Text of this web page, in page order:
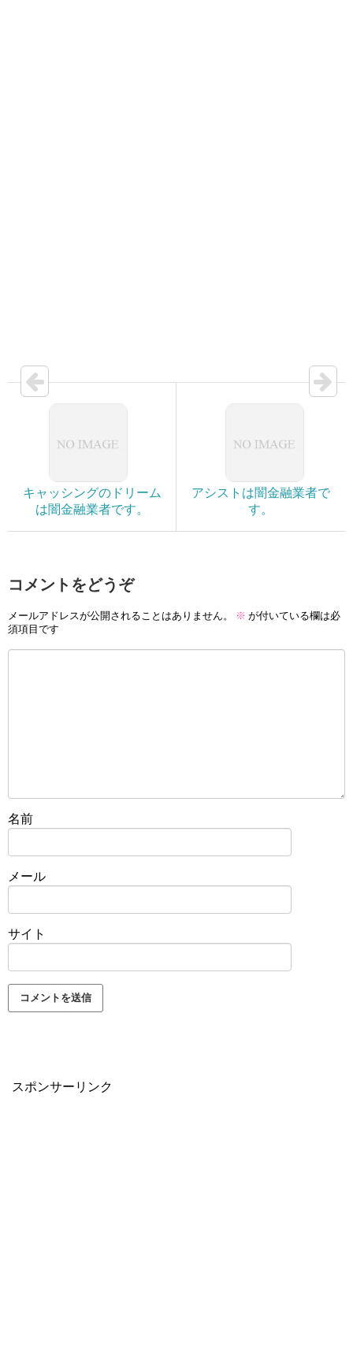
キャッシングのドリーム
は闇金融業者です。
アシストは闇金融業者で
す。
コメントをどうぞ
メールアドレスが公開されることはありません。 ※ が付いている欄は必
須項目です
名前
メール
サイト
スポンサーリンク